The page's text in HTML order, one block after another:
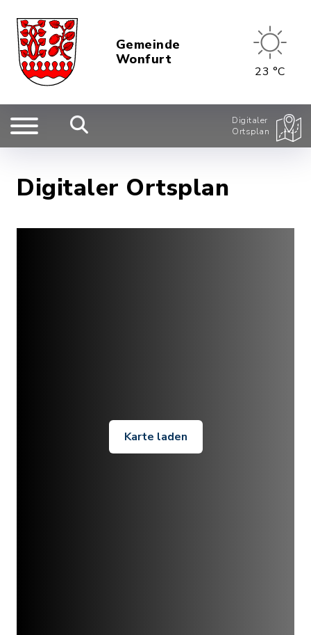
Gemeinde
Wonfurt
23 °C
Digitaler
Ortsplan
Digitaler Ortsplan
Karte laden